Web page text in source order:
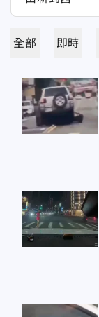
全部 即時